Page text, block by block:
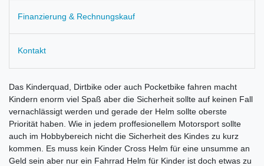
Finanzierung & Rechnungskauf
Kontakt
Das Kinderquad, Dirtbike oder auch Pocketbike fahren macht
Kindern enorm viel Spaß aber die Sicherheit sollte auf keinen Fall
vernachlässigt werden und gerade der Helm sollte oberste
Priorität haben. Wie in jedem proffesionellem Motorsport sollte
auch im Hobbybereich nicht die Sicherheit des Kindes zu kurz
kommen. Es muss kein Kinder Cross Helm für eine unsumme an
Geld sein aber nur ein Fahrrad Helm für Kinder ist doch etwas zu